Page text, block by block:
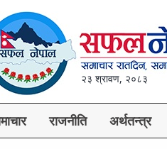
२३ श्रावण, २०८३
राजनीति अर्थतन्त्र